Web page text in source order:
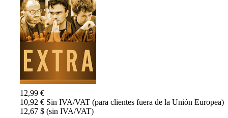
12,99 €
10,92 € Sin IVA/VAT (para clientes fuera de la Unión Europea)
12,67 $ (sin IVA/VAT)